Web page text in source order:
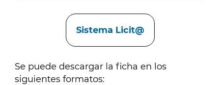
Sistema Licit@
Se puede descargar la ficha en los
siguientes formatos: